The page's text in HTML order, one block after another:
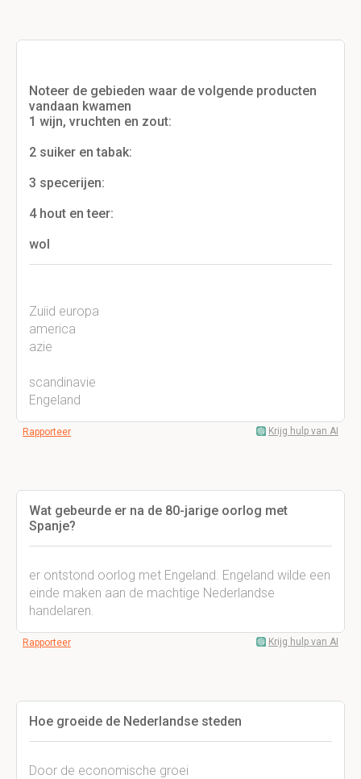
Noteer de gebieden waar de volgende producten
vandaan kwamen
1 wijn, vruchten en zout:
2 suiker en tabak:
3 specerijen:
4 hout en teer:
wol
Zuiid europa
america
azie
scandinavie
Engeland
Rapporteer Krijg hulp van AI
Wat gebeurde er na de 80-jarige oorlog met
Spanje?
er ontstond oorlog met Engeland. Engeland wilde een
einde maken aan de machtige Nederlandse
handelaren.
Rapporteer Krijg hulp van AI
Hoe groeide de Nederlandse steden
Door de economische groei